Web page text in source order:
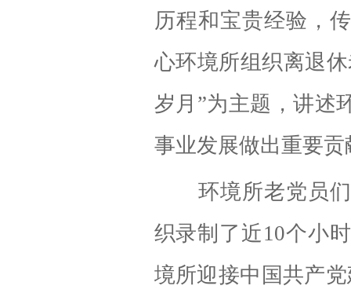
历程和宝贵经验，
心环境所组织离退
岁月 ”为主题，讲述
事业发展做出重要
环境所老党员
织录制了近10个小
境所迎接中国共产